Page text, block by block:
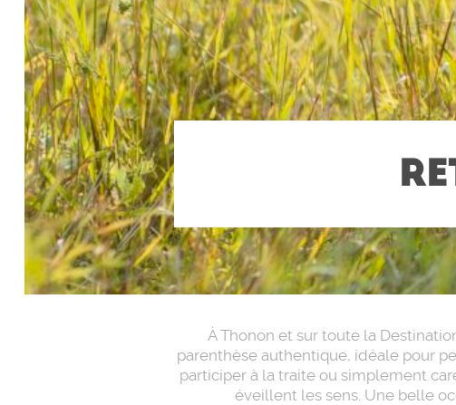
À Thonon et sur toute la
parenthèse authentique, idéale pour
participer à la traite ou simplement
éveillent les sens. Une belle